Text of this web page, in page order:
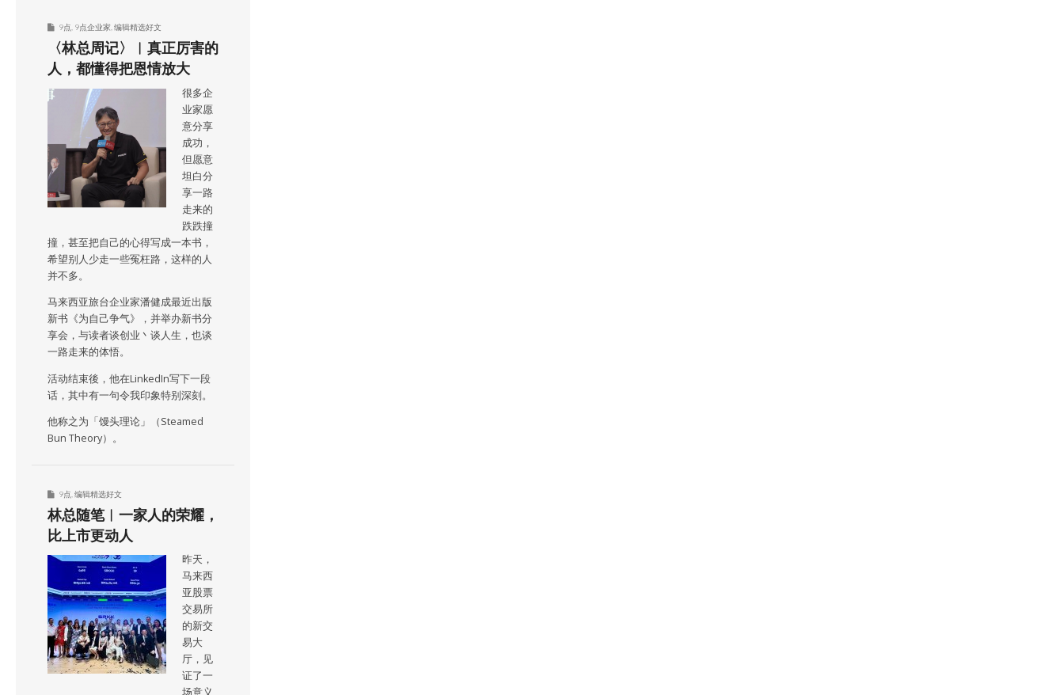
9点 9点企业家 编辑精选好文
〈林总周记〉︱真正厉害的
人，都懂得把恩情放大
很多企
业家愿
意分享
成功，
但愿意
坦白分
享一路
走来的
跌跌撞
撞，甚至把自己的心得写成一本书，
希望别人少走一些冤枉路，这样的人
并不多。
马来西亚旅台企业家潘健成最近出版
新书《为自己争气》，并举办新书分
享会，与读者谈创业丶谈人生，也谈
一路走来的体悟。
活动结束後，他在LinkedIn写下一段
话，其中有一句令我印象特别深刻。
他称之为「馒头理论」（Steamed
Bun Theory）。
9点 编辑精选好文
林总随笔︱一家人的荣耀，
比上市更动人
昨天，
马来西
亚股票
交易所
的新交
易大
厅，见
证了一